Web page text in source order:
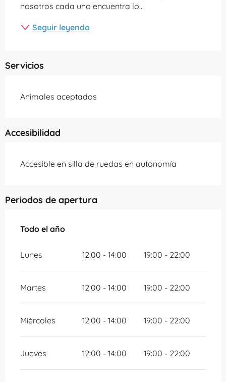
nosotros cada uno encuentra lo...
Seguir leyendo
Servicios
Animales aceptados
Accesibilidad
Accesible en silla de ruedas en autonomía
Periodos de apertura
Todo el año
Todo el año
Lunes 12:00 - 14:00 19:00 - 22:00
Martes 12:00 - 14:00 19:00 - 22:00
Miércoles 12:00 - 14:00 19:00 - 22:00
Jueves 12:00 - 14:00 19:00 - 22:00